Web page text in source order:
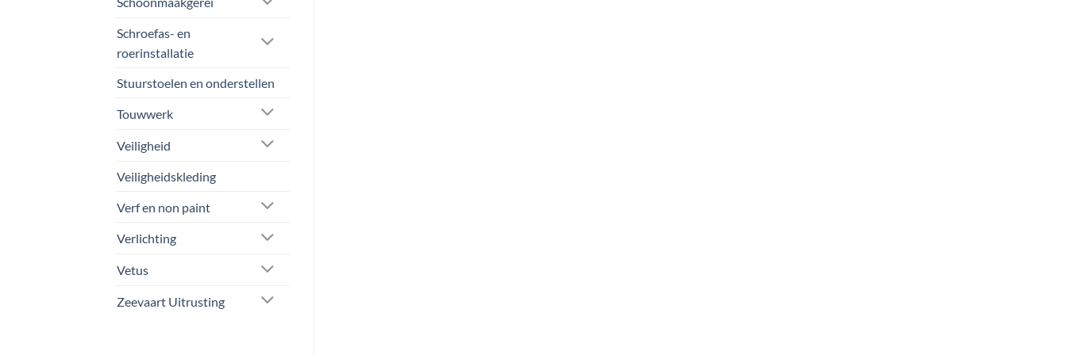
Schroefas- en
roerinstallatie
Stuurstoelen en onderstellen
Touwwerk
Veiligheid
Veiligheidskleding
Verf en non paint
Verlichting
Vetus
Zeevaart Uitrusting